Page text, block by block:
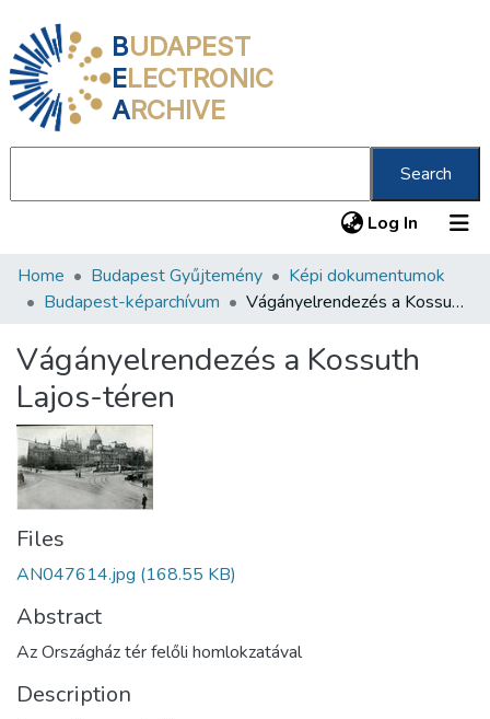
BUDAPEST
ELECTRONIC
ARCHIVE
Search
Log In (current)
Communities & Collections
Statistics
About us
Home Budapest Gyűjtemény
Képi dokumentumok
Budapest-képarchívum
Vágányelrendezés a Kossuth Lajos-téren
Vágányelrendezés a Kossuth
Lajos-téren
Files
AN047614.jpg (168.55 KB)
Abstract
Az Országház tér felőli homlokzatával
Description